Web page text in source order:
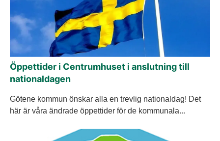
Öppettider i Centrumhuset i anslutning till
nationaldagen
Götene kommun önskar alla en trevlig nationaldag! Det
här är våra ändrade öppettider för de kommunala...